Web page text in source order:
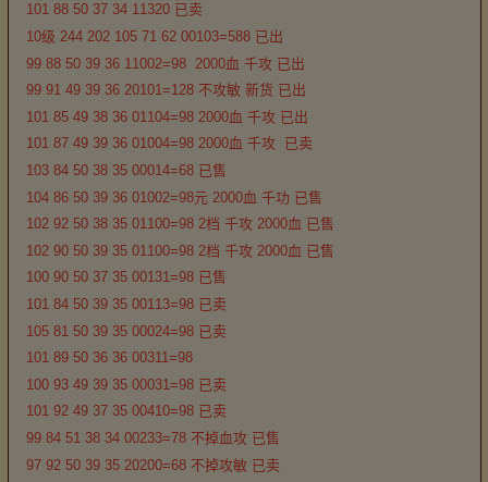
101 88 50 37 34 11320 已卖
10级 244 202 105 71 62 00103=588 已出
99 88 50 39 36 11002=98 2000血 千攻 已出
99 91 49 39 36 20101=128 不攻敏 新货 已出
101 85 49 38 36 01104=98 2000血 千攻 已出
101 87 49 39 36 01004=98 2000血 千攻 已卖
103 84 50 38 35 00014=68 已售
104 86 50 39 36 01002=98元 2000血 千功 已售
102 92 50 38 35 01100=98 2档 千攻 2000血 已售
102 90 50 39 35 01100=98 2档 千攻 2000血 已售
100 90 50 37 35 00131=98 已售
101 84 50 39 35 00113=98 已卖
105 81 50 39 35 00024=98 已卖
101 89 50 36 36 00311=98
100 93 49 39 35 00031=98 已卖
101 92 49 37 35 00410=98 已卖
99 84 51 38 34 00233=78 不掉血攻 已售
97 92 50 39 35 20200=68 不掉攻敏 已卖